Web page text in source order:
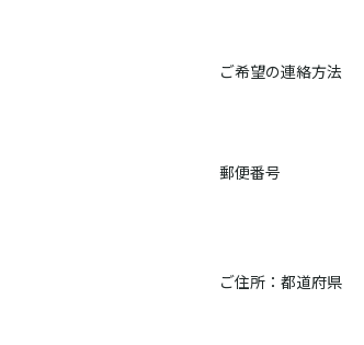
ご希望の連絡方法
郵便番号
ご住所：都道府県